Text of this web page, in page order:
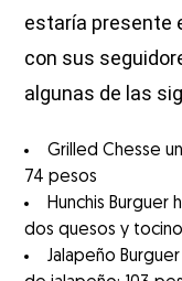
estaría presente
con sus
algunas de las
Grilled Chesse
74 pesos
Hunchis Burguer
dos quesos y
Jalapeño